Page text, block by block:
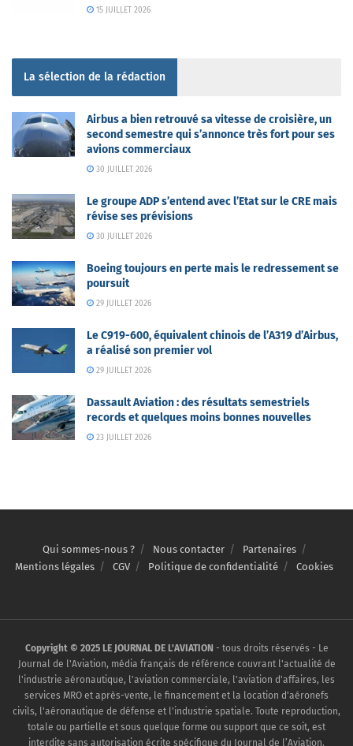
15 JUILLET 2026
La sélection de la rédaction
Airbus a bien retrouvé sa vitesse de croisière, un
second semestre qui s’annonce très fort pour ses
avions commerciaux
30 JUILLET 2026
Le groupe ADP s’entend avec l’Etat sur le CRE mais
révise ses prévisions
30 JUILLET 2026
Boeing toujours en perte mais le redressement se
poursuit
29 JUILLET 2026
Le C919-600, équivalent chinois de l’A319 d’Airbus,
a réalisé son premier vol
29 JUILLET 2026
Dassault Aviation : des résultats semestriels
records et quelques moins bonnes nouvelles
23 JUILLET 2026
Qui sommes-nous ? Nous contacter
Partenaires
Mentions légales
CGV Politique de confidentialité Cookies
Copyright © 2025 LE JOURNAL DE L'AVIATION - tous droits réservés - Le
Journal de l'Aviation, média français de référence couvrant l'actualité de
l'industrie aéronautique, l'aviation commerciale, l'aviation d'affaires, les
services MRO et après-vente, le financement et la location d'aéronefs
civils, l'aéronautique de défense et l'industrie spatiale. Toute reproduction,
totale ou partielle et sous quelque forme ou support que ce soit, est
interdite sans autorisation écrite spécifique du Journal de l’Aviation.